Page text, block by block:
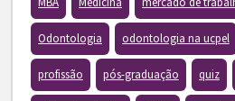
Odontologia odontologia na ucpel
profissão pós-graduação quiz